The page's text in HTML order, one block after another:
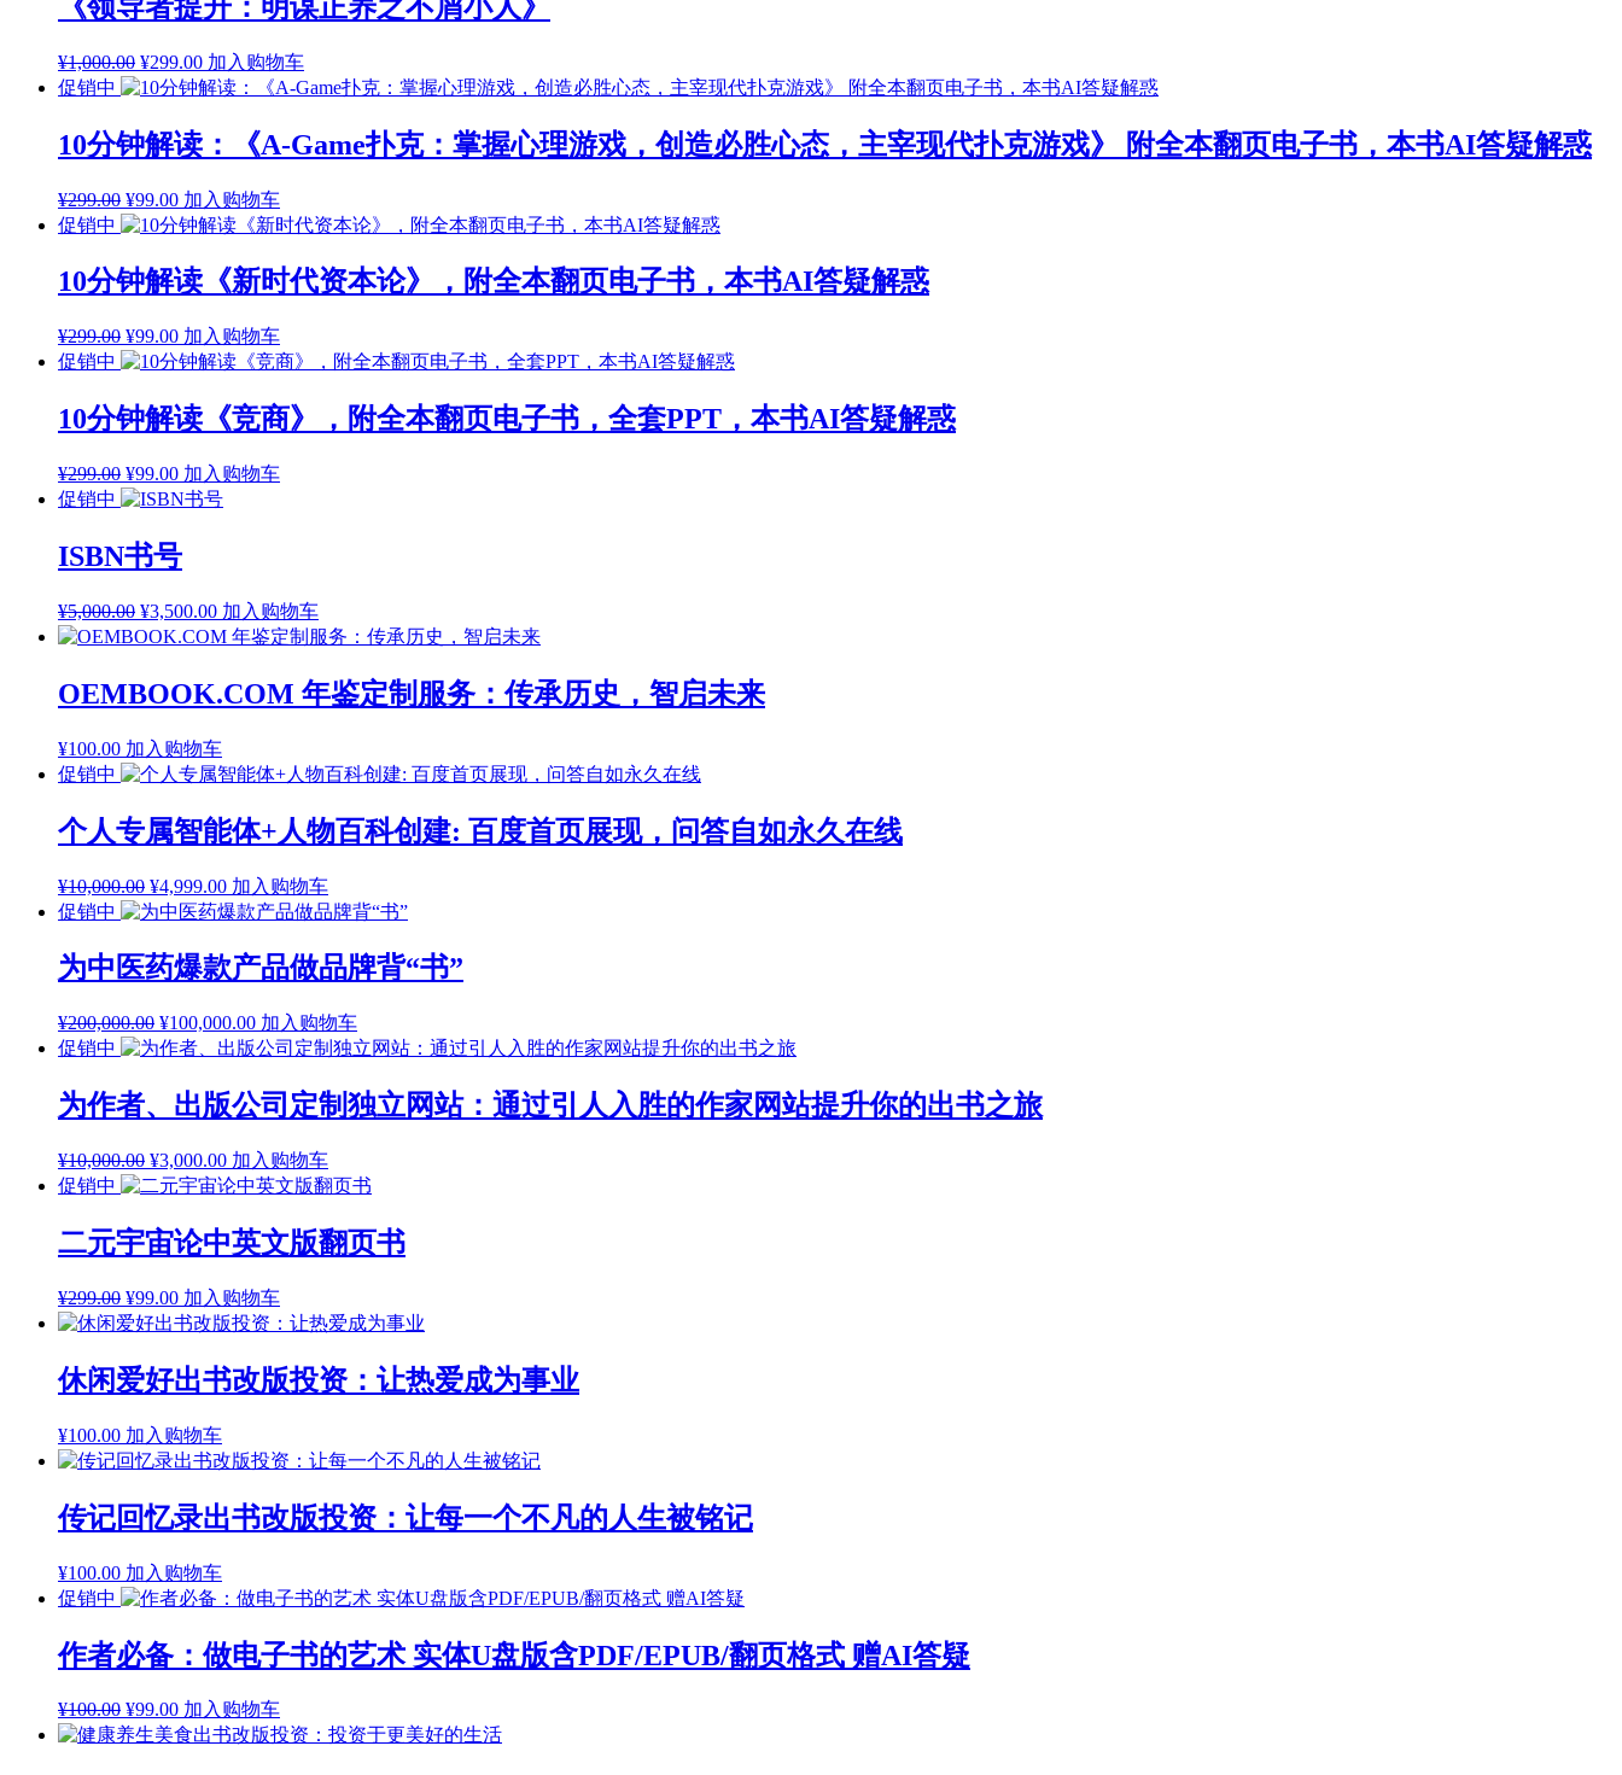
《领导者提升：明谋正养之不屑小人》
¥1,000.00 原
价
¥1,000.00。
¥299.00当
前
格
为：
¥299.00。
加入购物车
促销中
10分钟解读：《A-Game扑克：掌握心理游戏，创造必胜心态，主宰现代扑克游戏》 附全本翻页电子书，本书AI答疑解惑
¥299.00 原
价
¥299.00。
¥99.00当
前
格
为：
¥99.00。
加入购物车
促销中
10分钟解读《新时代资本论》，附全本翻页电子书，本书AI答疑解惑
¥299.00 原
价
¥299.00。
¥99.00当
前
格
为：
¥99.00。
加入购物车
促销中
10分钟解读《竞商》，附全本翻页电子书，全套PPT，本书AI答疑解惑
¥299.00 原
价
¥299.00。
¥99.00当
前
格
为：
¥99.00。
加入购物车
促销中
ISBN书号
¥5,000.00 原
价
¥5,000.00。
¥3,500.00当
前
格
为：
¥3,500.00。
加入购物车
OEMBOOK.COM 年鉴定制服务：传承历史，智启未来
¥100.00 加入购物车
促销中
个人专属智能体+人物百科创建: 百度首页展现，问答自如永久在线
¥10,000.00 原
价
¥10,000.00。
¥4,999.00当
前
格
为：
¥4,999.00。
加入购物车
促销中
为中医药爆款产品做品牌背“书”
¥200,000.00 原
价
¥200,000.00。
¥100,000.00当
前
格
为：
¥100,000.00。
加入购物车
促销中
为作者、出版公司定制独立网站：通过引人入胜的作家网站提升你的出书之旅
¥10,000.00 原
价
¥10,000.00。
¥3,000.00当
前
格
为：
¥3,000.00。
加入购物车
促销中
二元宇宙论中英文版翻页书
¥299.00 原
价
¥299.00。
¥99.00当
前
格
为：
¥99.00。
加入购物车
休闲爱好出书改版投资：让热爱成为事业
¥100.00 加入购物车
传记回忆录出书改版投资：让每一个不凡的人生被铭记
¥100.00 加入购物车
促销中
作者必备：做电子书的艺术 实体U盘版含PDF/EPUB/翻页格式 赠AI答疑
¥100.00 原
价
¥99.00当
前
加入购物车